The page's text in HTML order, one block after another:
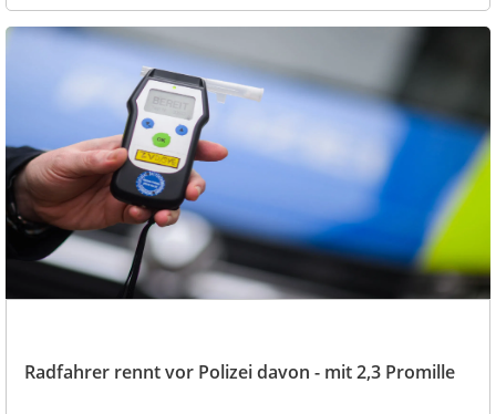
Radfahrer rennt vor Polizei davon - mit 2,3 Promille